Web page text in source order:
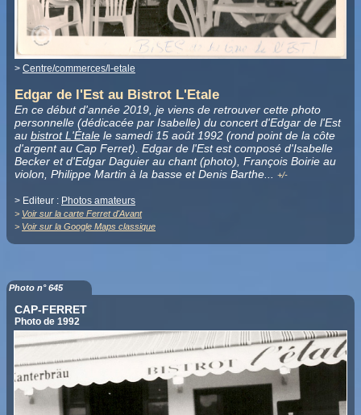
> Centre/commerces/l-etale
Edgar de l'Est au Bistrot L'Etale
En ce début d'année 2019, je viens de retrouver cette photo
personnelle (dédicacée par Isabelle) du concert d'Edgar de l'Est
au bistrot L'Étale le samedi 15 août 1992 (rond point de la côte
d'argent au Cap Ferret). Edgar de l'Est est composé d'Isabelle
Becker et d'Edgar Daguier au chant (photo), François Boirie au
violon, Philippe Martin à la basse et Denis Barthe... +/-
> Editeur : Photos amateurs
> Voir sur la carte Ferret d'Avant
> Voir sur la Google Maps classique
Photo n° 645
CAP-FERRET
Photo de 1992